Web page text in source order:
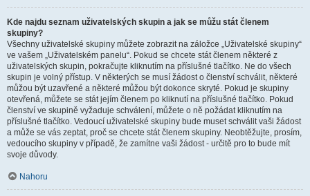
Kde najdu seznam uživatelských skupin a jak se můžu stát členem
skupiny?
Všechny uživatelské skupiny můžete zobrazit na záložce „Uživatelské skupiny“
ve vašem „Uživatelském panelu“. Pokud se chcete stát členem některé z
uživatelských skupin, pokračujte kliknutím na příslušné tlačítko. Ne do všech
skupin je volný přístup. V některých se musí žádost o členství schválit, některé
můžou být uzavřené a některé můžou být dokonce skryté. Pokud je skupiny
otevřená, můžete se stát jejím členem po kliknutí na příslušné tlačítko. Pokud
členství ve skupině vyžaduje schválení, můžete o ně požádat kliknutím na
příslušné tlačítko. Vedoucí uživatelské skupiny bude muset schválit vaši žádost
a může se vás zeptat, proč se chcete stát členem skupiny. Neobtěžujte, prosím,
vedoucího skupiny v případě, že zamítne vaši žádost - určitě pro to bude mít
svoje důvody.
Nahoru